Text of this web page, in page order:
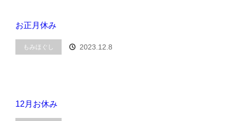
お正月休み
もみほぐし 2023.12.8
12月お休み